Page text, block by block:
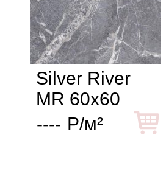
Silver River
MR 60x60
---- Р/м²